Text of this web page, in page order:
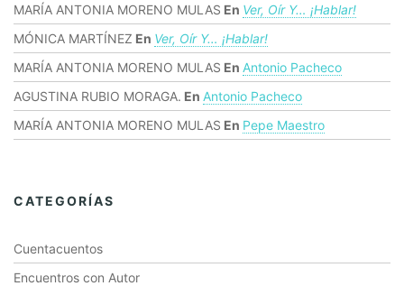
MARÍA ANTONIA MORENO MULAS En Ver, Oír Y… ¡hablar!
MÓNICA MARTÍNEZ En Ver, Oír Y… ¡hablar!
MARÍA ANTONIA MORENO MULAS En Antonio Pacheco
AGUSTINA RUBIO MORAGA. En Antonio Pacheco
MARÍA ANTONIA MORENO MULAS En Pepe Maestro
CATEGORÍAS
Cuentacuentos
Encuentros con Autor